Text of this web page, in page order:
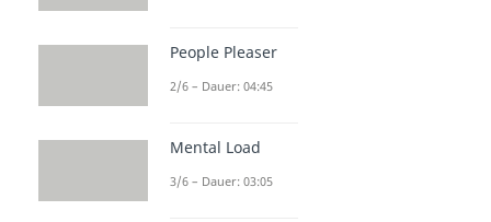
People Pleaser
2/6 – Dauer: 04:45
Mental Load
3/6 – Dauer: 03:05